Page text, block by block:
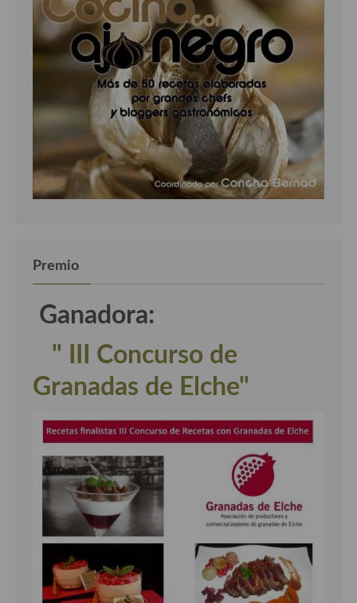
Premio
Ganadora:
" III Concurso de
Granadas de Elche"